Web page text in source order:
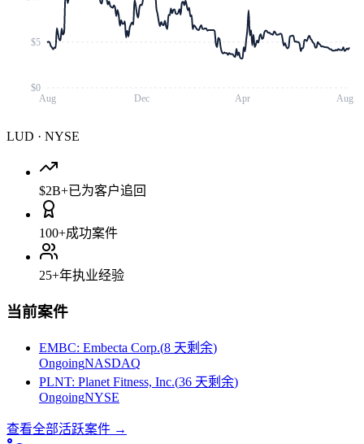
Aug Dec Apr Aug
$0
$5
LUD · NYSE
$2B+已为客户追回
100+成功案件
25+年执业经验
当前案件
EMBC: Embecta Corp.(8 天剩余)
OngoingNASDAQ
PLNT: Planet Fitness, Inc.(36 天剩余)
OngoingNYSE
查看全部活跃案件 →